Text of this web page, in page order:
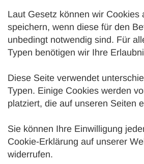
Laut Gesetz können wir Cookies
speichern, wenn diese für den
unbedingt notwendig sind. Für
Typen benötigen wir Ihre
Diese Seite verwendet
Typen. Einige Cookies werden
platziert, die auf unseren Seiten
Sie können Ihre Einwilligung
Cookie-Erklärung auf unserer
widerrufen.